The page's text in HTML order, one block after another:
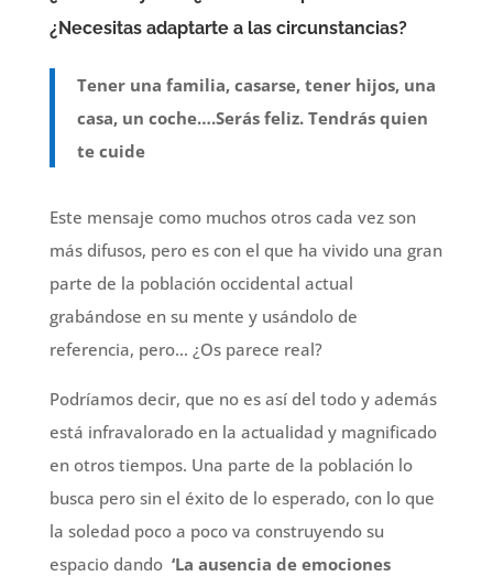
¿Necesitas adaptarte a las circunstancias?
Tener una familia, casarse, tener hijos, una
casa, un coche….Serás feliz. Tendrás quien
te cuide
Este mensaje como muchos otros cada vez son
más difusos, pero es con el que ha vivido una gran
parte de la población occidental actual
grabándose en su mente y usándolo de
referencia, pero… ¿Os parece real?
Podríamos decir, que no es así del todo y además
está infravalorado en la actualidad y magnificado
en otros tiempos. Una parte de la población lo
busca pero sin el éxito de lo esperado, con lo que
la soledad poco a poco va construyendo su
espacio dando ‘La ausencia de emociones